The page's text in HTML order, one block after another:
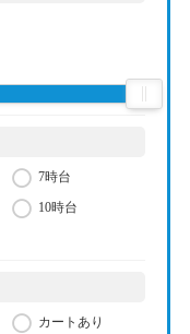
7時台
10時台
カートあり